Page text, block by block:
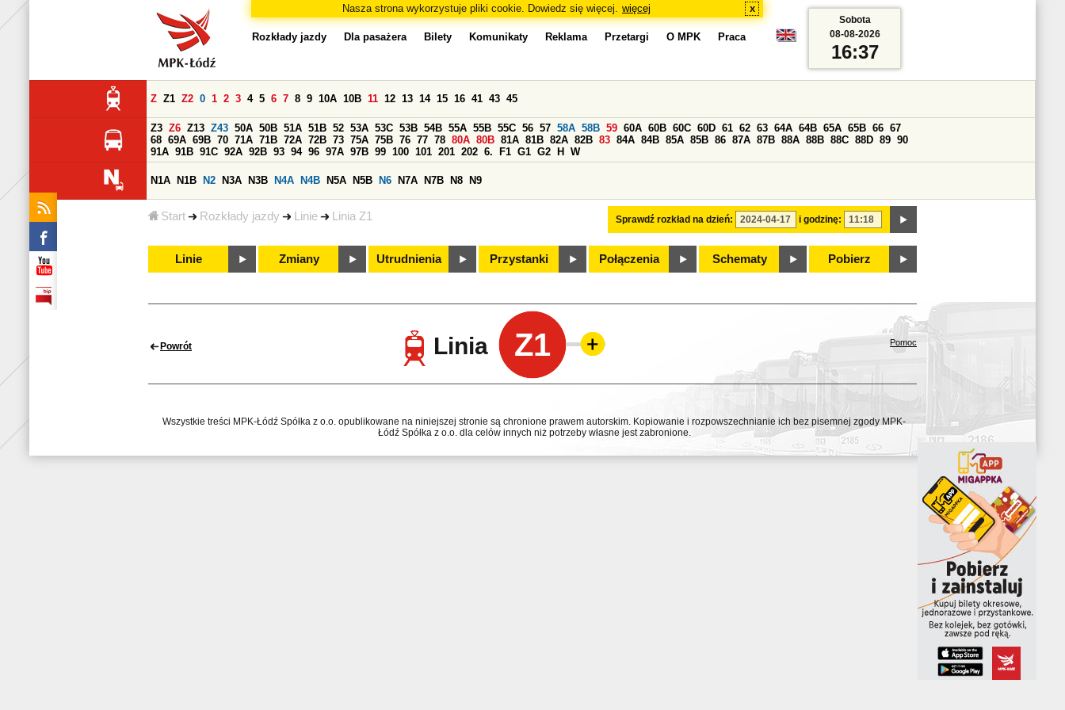
Nasza strona wykorzystuje pliki cookie. Dowiedz się więcej. więcej x
Start Rozkłady jazdy Linie Linia Z1
Rozkłady jazdy Dla pasażera Bilety Komunikaty Reklama Przetargi O MPK Praca
Sprawdź rozkład na dzień: i godzinę:
Z Z1 Z2 0 1 2 3 4 5 6 7 8 9 10A 10B 11 12 13 14 15 16 41 43 45
Z3 Z6 Z13 Z43 50A 50B 51A 51B 52 53A 53C 53B 54B 55A 55B 55C 56 57 58A 58B 59 60A 60B 60C 60D 61 62 63 64A 64B 65A 65B 66 67
68 69A 69B 70 71A 71B 72A 72B 73 75A 75B 76 77 78 80A 80B 81A 81B 82A 82B 83 84A 84B 85A 85B 86 87A 87B 88A 88B 88C 88D 89 90
91A 91B 91C 92A 92B 93 94 96 97A 97B 99 100 101 201 202 6. F1 G1 G2 H W
N1A N1B N2 N3A N3B N4A N4B N5A N5B N6 N7A N7B N8 N9
Linie Zmiany Utrudnienia Przystanki Połączenia Schematy Pobierz
Sobota
08-08-2026
16:37
Powrót Linia Z1 Pomoc
Wszystkie treści MPK-Łódź Spółka z o.o. opublikowane na niniejszej stronie są chronione prawem autorskim. Kopiowanie i rozpowszechnianie ich bez pisemnej zgody MPK-
Łódź Spółka z o.o. dla celów innych niż potrzeby własne jest zabronione.